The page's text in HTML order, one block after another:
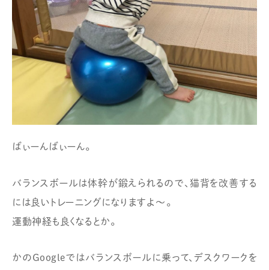
ばぃーんばぃーん。
バランスボールは体幹が鍛えられるので、 猫背を改善する
には良いトレーニングになりますよ〜。
運動神経も良くなるとか。
かのGoogleではバランスボールに乗って、デスクワークを